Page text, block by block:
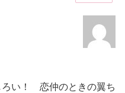
仲のときの翼ち